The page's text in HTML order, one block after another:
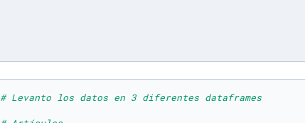
# Levanto los datos en 3 diferentes dataframes